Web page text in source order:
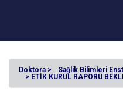
Doktora > Sağlik Bilimleri
> ETİK KURUL RAPORU